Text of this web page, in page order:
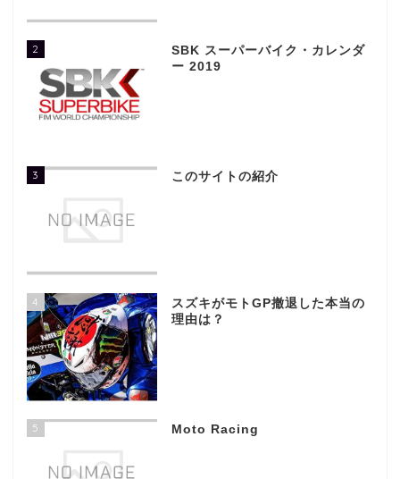
2
SBK スーパーバイク・カレンダ
ー 2019
3 このサイトの紹介
4
スズキがモトGP撤退した本当の
理由は？
5 Moto Racing